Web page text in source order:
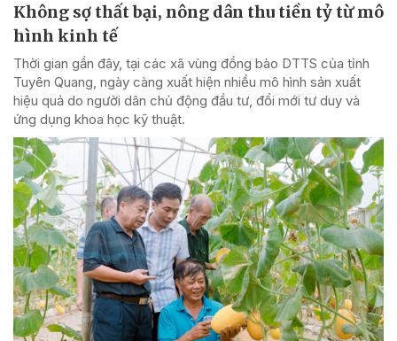
Không sợ thất bại, nông dân thu tiền tỷ từ mô
hình kinh tế
Thời gian gần đây, tại các xã vùng đồng bào DTTS của tỉnh
Tuyên Quang, ngày càng xuất hiện nhiều mô hình sản xuất
hiệu quả do người dân chủ động đầu tư, đổi mới tư duy và
ứng dụng khoa học kỹ thuật.